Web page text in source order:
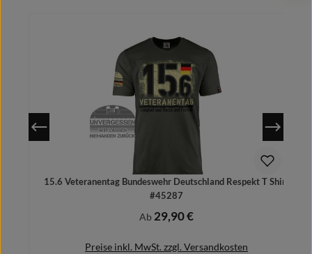
15.6 Veteranentag Bundeswehr Deutschland Respekt T Shirt
#45287
Regulärer Preis:
Ab 29,90 €
Preise inkl. MwSt. zzgl. Versandkosten